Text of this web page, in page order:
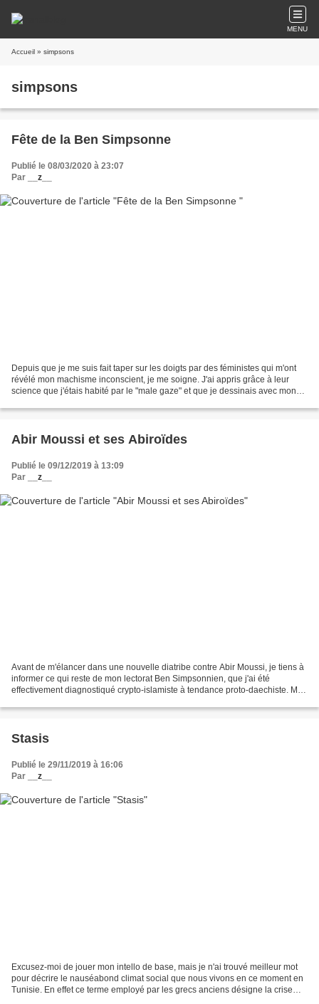
MENU
Accueil » simpsons
simpsons
Fête de la Ben Simpsonne
Publié le 08/03/2020 à 23:07
Par
__z__
Depuis que je me suis fait taper sur les doigts par des féministes qui m'ont
révélé mon machisme inconscient, je me soigne. J'ai appris grâce à leur
science que j'étais habité par le "male gaze" et que je dessinais avec mon
Abir Moussi et ses Abiroïdes
Publié le 09/12/2019 à 13:09
Par
__z__
Avant de m'élancer dans une nouvelle diatribe contre Abir Moussi, je tiens à
informer ce qui reste de mon lectorat Ben Simpsonnien, que j'ai été
effectivement diagnostiqué crypto-islamiste à tendance proto-daechiste. Mon
Stasis
Publié le 29/11/2019 à 16:06
Par
__z__
Excusez-moi de jouer mon intello de base, mais je n'ai trouvé meilleur mot
pour décrire le nauséabond climat social que nous vivons en ce moment en
Tunisie. En effet ce terme employé par les grecs anciens désigne la crise